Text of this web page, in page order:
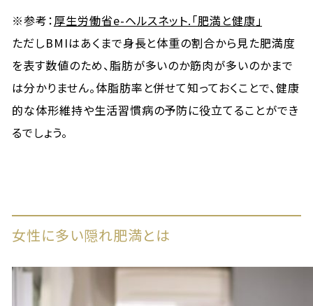
※参考：厚生労働省e-ヘルスネット.「肥満と健康」
ただしBMIはあくまで身長と体重の割合から見た肥満度
を表す数値のため、脂肪が多いのか筋肉が多いのかまで
は分かりません。体脂肪率と併せて知っておくことで、健康
的な体形維持や生活習慣病の予防に役立てることができ
るでしょう。
女性に多い隠れ肥満とは